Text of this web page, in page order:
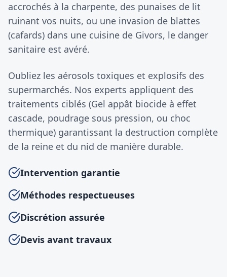
accrochés à la charpente, des punaises de lit
ruinant vos nuits, ou une invasion de blattes
(cafards) dans une cuisine de Givors, le danger
sanitaire est avéré.
Oubliez les aérosols toxiques et explosifs des
supermarchés. Nos experts appliquent des
traitements ciblés (Gel appât biocide à effet
cascade, poudrage sous pression, ou choc
thermique) garantissant la destruction complète
de la reine et du nid de manière durable.
Intervention garantie
Méthodes respectueuses
Discrétion assurée
Devis avant travaux